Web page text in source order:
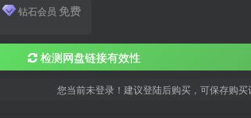
钻石会员 免费
检测网盘链接有效性
您当前未登录！建议登陆后购买，可保存购买